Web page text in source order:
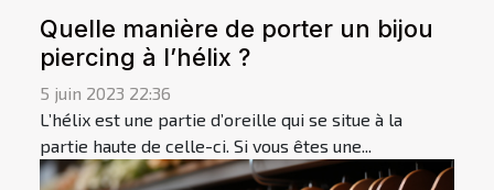
Quelle manière de porter un bijou
piercing à l’hélix ?
5 juin 2023 22:36
L’hélix est une partie d’oreille qui se situe à la
partie haute de celle-ci. Si vous êtes une...